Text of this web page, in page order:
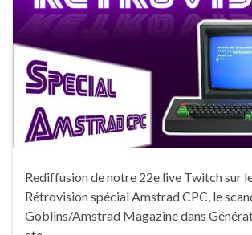
Rediffusion de notre 22e live Twitch sur
Rétrovision spécial Amstrad CPC, le
Goblins/Amstrad Magazine dans